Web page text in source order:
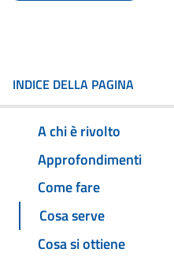
INDICE DELLA PAGINA
A chi è rivolto
Approfondimenti
Come fare
Cosa serve
Cosa si ottiene